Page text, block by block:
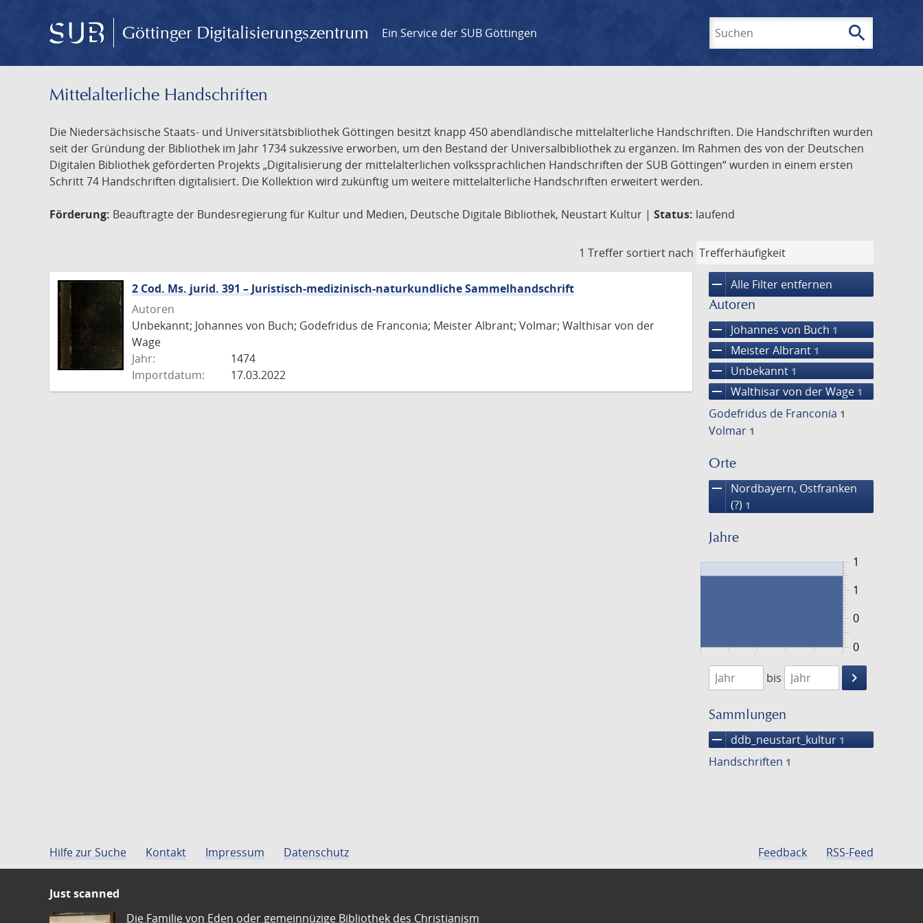
Göttinger Digitalisierungszentrum Ein Service der SUB Göttingen search
Mittelalterliche Handschriften
Die Niedersächsische Staats- und Universitätsbibliothek Göttingen besitzt knapp 450 abendländische mittelalterliche Handschriften. Die Handschriften wurden
seit der Gründung der Bibliothek im Jahr 1734 sukzessive erworben, um den Bestand der Universalbibliothek zu ergänzen. Im Rahmen des von der Deutschen
Digitalen Bibliothek geförderten Projekts „Digitalisierung der mittelalterlichen volkssprachlichen Handschriften der SUB Göttingen“ wurden in einem ersten
Schritt 74 Handschriften digitalisiert. Die Kollektion wird zukünftig um weitere mittelalterliche Handschriften erweitert werden.
Förderung: Beauftragte der Bundesregierung für Kultur und Medien, Deutsche Digitale Bibliothek, Neustart Kultur | Status: laufend
1 Treffer sortiert nach
remove Alle Filter entfernen
Autoren
remove Johannes von Buch 1
remove Meister Albrant 1
remove Unbekannt 1
remove Walthisar von der Wage 1
Godefridus de Franconia 1
Volmar 1
Orte
remove
Nordbayern, Ostfranken
(?) 1
Jahre
0
1
0
1
1474
1475
bis
keyboard_arrow_right
Suche
Sammlungen
remove ddb_neustart_kultur 1
Handschriften 1
2 Cod. Ms. jurid. 391 – Juristisch-medizinisch-naturkundliche Sammelhandschrift
Autoren
Unbekannt; Johannes von Buch; Godefridus de Franconia; Meister Albrant; Volmar; Walthisar von der
Wage
Jahr:
1474
Importdatum:
17.03.2022
Hilfe zur Suche Kontakt Impressum Datenschutz Feedback RSS-Feed
Just scanned
Die Familie von Eden oder gemeinnüzige Bibliothek des Christianism